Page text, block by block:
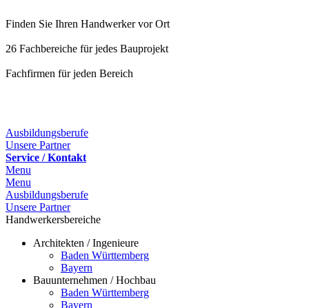
Finden Sie Ihren Handwerker vor Ort
26 Fachbereiche für jedes Bauprojekt
Fachfirmen für jeden Bereich
Ausbildungsberufe
Unsere Partner
Service / Kontakt
Menu
Menu
Ausbildungsberufe
Unsere Partner
Handwerkersbereiche
Architekten / Ingenieure
Baden Württemberg
Bayern
Bauunternehmen / Hochbau
Baden Württemberg
Bayern